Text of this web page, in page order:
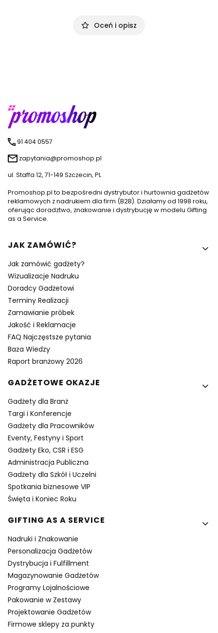
Oceń i opisz
91 404 0557
zapytania@promoshop.pl
ul. Staffa 12, 71-149 Szczecin, PL
Promoshop.pl to bezpośredni dystrybutor i hurtownia gadżetów
reklamowych z nadrukiem dla firm (B2B). Działamy od 1998 roku,
oferując doradztwo, znakowanie i dystrybucję w modelu Gifting
as a Service.
Linki w stopce
JAK ZAMÓWIĆ?
Jak zamówić gadżety?
Wizualizacje Nadruku
Doradcy Gadżetowi
Terminy Realizacji
Zamawianie próbek
Jakość i Reklamacje
FAQ Najczęstsze pytania
Baza Wiedzy
Raport branżowy 2026
GADŻETOWE OKAZJE
Gadżety dla Branż
Targi i Konferencje
Gadżety dla Pracowników
Eventy, Festyny i Sport
Gadżety Eko, CSR i ESG
Administracja Publiczna
Gadżety dla Szkół i Uczelni
Spotkania biznesowe VIP
Święta i Koniec Roku
GIFTING AS A SERVICE
Nadruki i Znakowanie
Personalizacja Gadżetów
Dystrybucja i Fulfillment
Magazynowanie Gadżetów
Programy Lojalnościowe
Pakowanie w Zestawy
Projektowanie Gadżetów
Firmowe sklepy za punkty